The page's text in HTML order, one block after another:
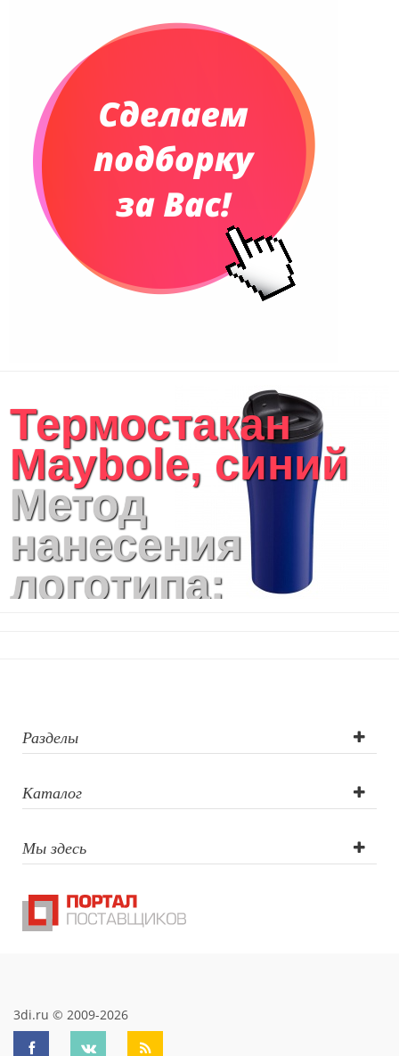
Термостакан
Maybole, синий
Метод
нанесения
логотипа:
Разделы
Каталог
Мы здесь
3di.ru © 2009-2026